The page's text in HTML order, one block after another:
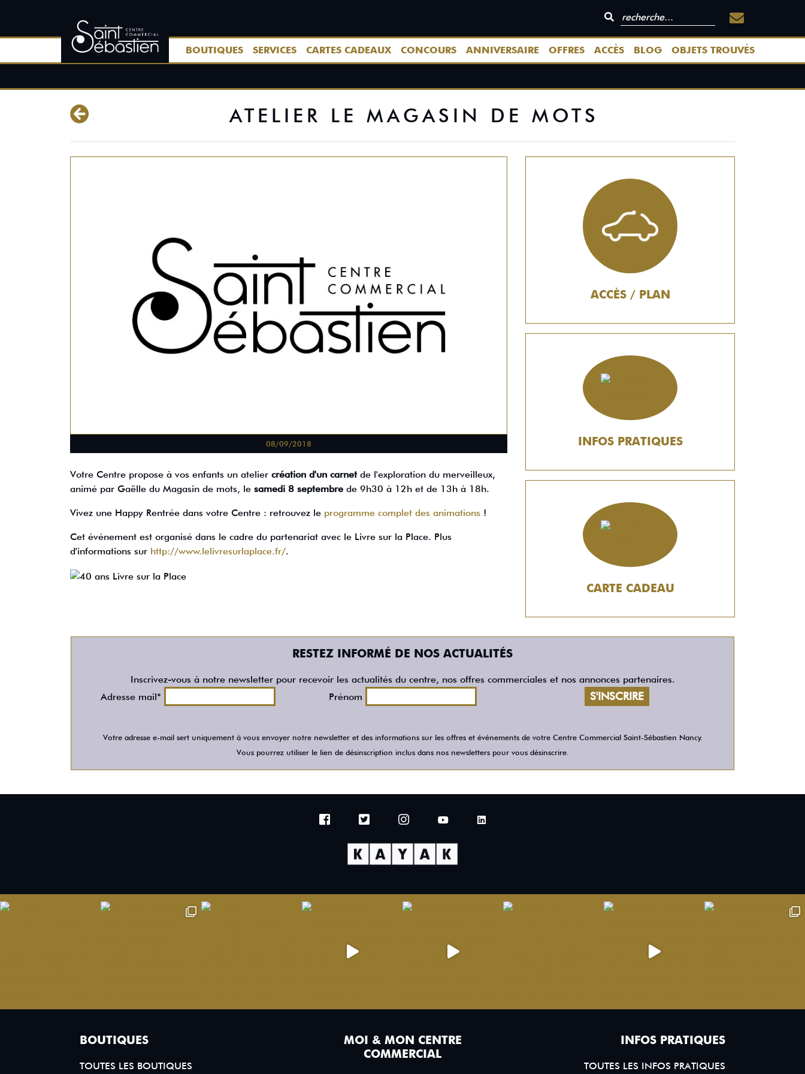
BOUTIQUES SERVICES CARTES CADEAUX CONCOURS ANNIVERSAIRE OFFRES ACCÈS BLOG OBJETS TROUVÉS
ATELIER LE MAGASIN DE MOTS
08/09/2018
Votre Centre propose à vos enfants un atelier création d'un carnetde l'exploration du merveilleux,
animé par Gaëlle du Magasin de mots, le samedi 8 septembre de 9h30 à 12h et de 13h à 18h.
Vivez une Happy Rentrée dans votre Centre : retrouvez le programme complet des animations !
Cet événement est organisé dans le cadre du partenariat avec le Livre sur la Place. Plus
d'informations sur http://www.lelivresurlaplace.fr/.
ACCÈS / PLAN
INFOS PRATIQUES
CARTE CADEAU
RESTEZ INFORMÉ DE NOS ACTUALITÉS
Inscrivez-vous à notre newsletter pour recevoir les actualités du centre, nos offres commerciales et nos annonces partenaires.
Adresse mail*
Prénom
Votre adresse e-mail sert uniquement à vous envoyer notre newsletter et des informations sur les offres et événements de votre Centre Commercial Saint-Sébastien Nancy.
Vous pourrez utiliser le lien de désinscription inclus dans nos newsletters pour vous désinscrire.
BOUTIQUES
TOUTES LES BOUTIQUES
MOI & MON CENTRE
COMMERCIAL
INFOS PRATIQUES
TOUTES LES INFOS PRATIQUES